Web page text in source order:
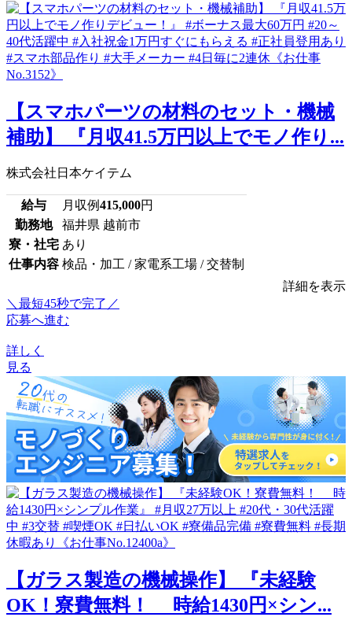
【スマホパーツの材料のセット・機械
補助】 『月収41.5万円以上でモノ作り...
株式会社日本ケイテム
給与 月収例415,000円
勤務地
福井県 越前市
寮・社宅 あり
仕事内容 検品・加工 / 家電系工場 / 交替制
詳細を表示
＼最短45秒で完了／
応募へ進む
詳しく
見る
【ガラス製造の機械操作】 『未経験
OK！寮費無料！ 時給1430円×シン...